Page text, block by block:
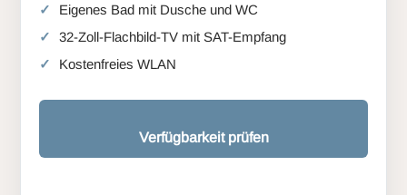
Eigenes Bad mit Dusche und WC
32-Zoll-Flachbild-TV mit SAT-Empfang
Kostenfreies WLAN
Verfügbarkeit prüfen